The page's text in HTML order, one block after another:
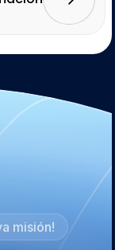
misión!